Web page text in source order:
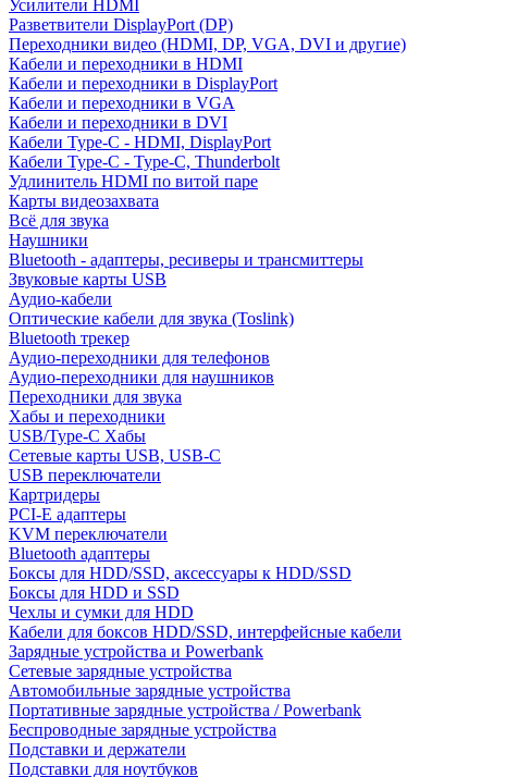
Усилители HDMI
Разветвители DisplayPort (DP)
Переходники видео (HDMI, DP, VGA, DVI и другие)
Кабели и переходники в HDMI
Кабели и переходники в DisplayPort
Кабели и переходники в VGA
Кабели и переходники в DVI
Кабели Type-C - HDMI, DisplayPort
Кабели Type-C - Type-C, Thunderbolt
Удлинитель HDMI по витой паре
Карты видеозахвата
Всё для звука
Наушники
Bluetooth - адаптеры, ресиверы и трансмиттеры
Звуковые карты USB
Аудио-кабели
Оптические кабели для звука (Toslink)
Bluetooth трекер
Аудио-переходники для телефонов
Аудио-переходники для наушников
Переходники для звука
Хабы и переходники
USB/Type-C Хабы
Сетевые карты USB, USB-C
USB переключатели
Картридеры
PCI-E адаптеры
KVM переключатели
Bluetooth адаптеры
Боксы для HDD/SSD, аксессуары к HDD/SSD
Боксы для HDD и SSD
Чехлы и сумки для HDD
Кабели для боксов HDD/SSD, интерфейсные кабели
Зарядные устройства и Powerbank
Сетевые зарядные устройства
Автомобильные зарядные устройства
Портативные зарядные устройства / Powerbank
Беспроводные зарядные устройства
Подставки и держатели
Подставки для ноутбуков